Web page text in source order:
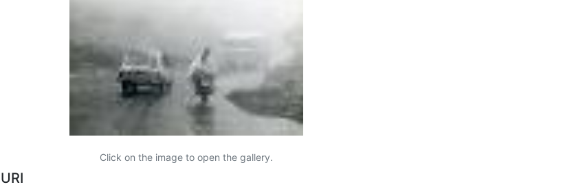
Click on the image to open the gallery.
URI